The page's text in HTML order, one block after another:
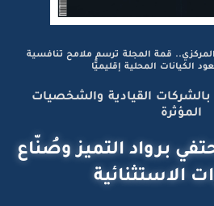
المركزي.. قمة المجلة ترسم ملامح تنافسية
الكيانات المحلية إقليميًّا
القيادية والشخصيات
المؤثرة
برواد التميز وصُنّاع
الاستثنائية